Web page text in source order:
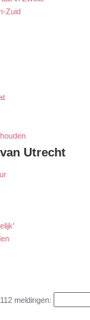
Zuid
Utrecht
meldingen: